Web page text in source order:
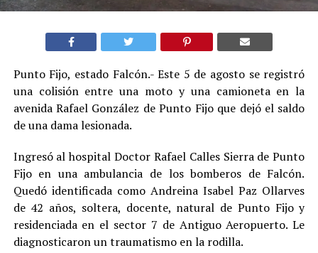
Punto Fijo, estado Falcón.- Este 5 de agosto se registró
una colisión entre una moto y una camioneta en la
avenida Rafael González de Punto Fijo que dejó el saldo
de una dama lesionada.
Ingresó al hospital Doctor Rafael Calles Sierra de Punto
Fijo en una ambulancia de los bomberos de Falcón.
Quedó identificada como Andreina Isabel Paz Ollarves
de 42 años, soltera, docente, natural de Punto Fijo y
residenciada en el sector 7 de Antiguo Aeropuerto. Le
diagnosticaron un traumatismo en la rodilla.